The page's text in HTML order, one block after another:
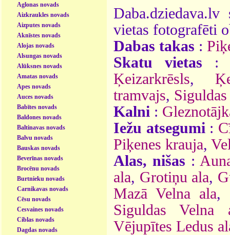
Aglonas novads
Aizkraukles novads
Aizputes novads
Aknīstes novads
Alojas novads
Alsungas novads
Alūksnes novads
Amatas novads
Apes novads
Auces novads
Babītes novads
Baldones novads
Baltinavas novads
Balvu novads
Bauskas novads
Beverīnas novads
Brocēnu novads
Burtnieku novads
Carnikavas novads
Cēsu novads
Cesvaines novads
Ciblas novads
Dagdas novads
vietas fotografēti
Dabas takas :
Skatu vietas
Ķeizarkrēsls,
tramvajs,
Kalni :
Iežu atsegumi :
Piķenes krauja,
Alas, nišas :
ala, Grotiņu ala,
Mazā Velna ala,
Siguldas Velna
Vējupītes Ledus